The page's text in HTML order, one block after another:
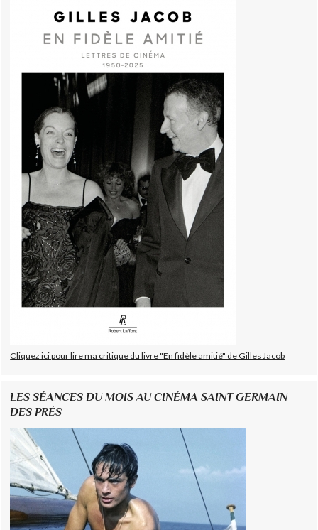
Cliquez ici pour lire ma critique du livre "En fidèle amitié" de Gilles Jacob
LES SÉANCES DU MOIS AU CINÉMA SAINT GERMAIN
DES PRÉS